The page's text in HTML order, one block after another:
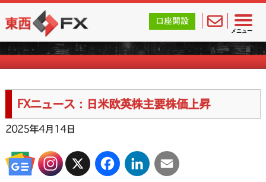
メニュー
東西FX｜海外FX会社（ブローカー）の無料口座開設サポ
口座開設
FXニュース一覧
FXニュース：日米欧英株主要株価上昇
2025年4月14日